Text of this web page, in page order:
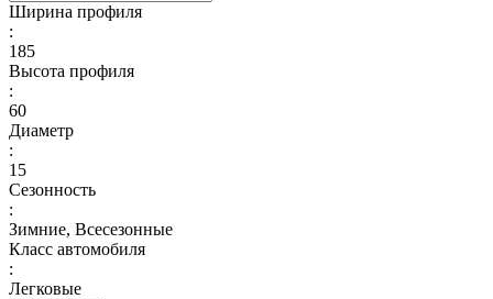
Ширина профиля
:
185
Высота профиля
:
60
Диаметр
:
15
Сезонность
:
Зимние, Всесезонные
Класс автомобиля
:
Легковые